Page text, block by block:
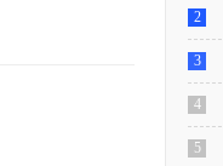
2
3
4
5